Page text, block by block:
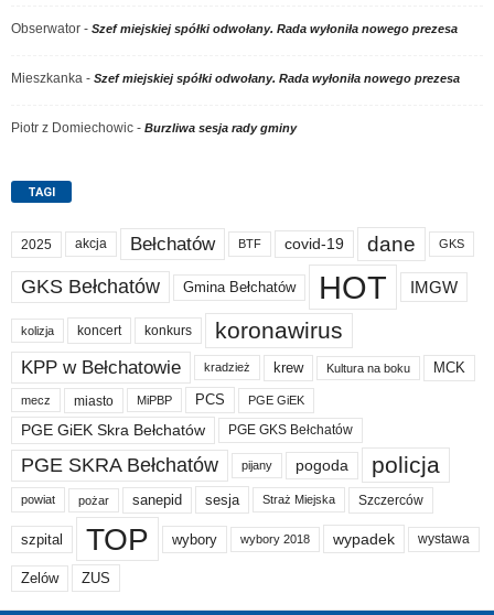
Obserwator - Szef miejskiej spółki odwołany. Rada wyłoniła nowego prezesa
Mieszkanka - Szef miejskiej spółki odwołany. Rada wyłoniła nowego prezesa
Piotr z Domiechowic - Burzliwa sesja rady gminy
TAGI
2025 akcja Bełchatów BTF covid-19 dane GKS
GKS Bełchatów Gmina Bełchatów HOT IMGW
kolizja koncert konkurs koronawirus
KPP w Bełchatowie kradzież krew Kultura na boku MCK
mecz miasto MiPBP PCS PGE GiEK
PGE GiEK Skra Bełchatów PGE GKS Bełchatów
PGE SKRA Bełchatów pijany pogoda policja
powiat pożar sanepid sesja Straż Miejska Szczerców
szpital TOP wybory wybory 2018 wypadek wystawa
Zelów ZUS